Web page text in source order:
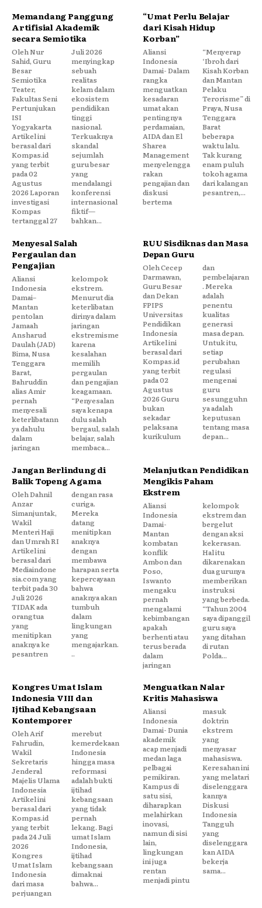
Memandang Panggung
Artifisial Akademik
secara Semiotika
Oleh Nur
Sahid, Guru
Besar
Semiotika
Teater,
Fakultas Seni
Pertunjukan
ISI
Yogyakarta
Artikel ini
berasal dari
Kompas.id
yang terbit
pada 02
Agustus
2026 Laporan
investigasi
Kompas
tertanggal 27
Juli 2026
menyingkap
sebuah
realitas
kelam dalam
ekosistem
pendidikan
tinggi
nasional.
Terkuaknya
skandal
sejumlah
guru besar
yang
mendalangi
konferensi
internasional
fiktif—
bahkan...
“Umat Perlu Belajar
dari Kisah Hidup
Korban”
Aliansi
Indonesia
Damai- Dalam
rangka
menguatkan
kesadaran
umat akan
pentingnya
perdamaian,
AIDA dan El
Sharea
Management
menyelengga
rakan
pengajian dan
diskusi
bertema
“Menyerap
‘Ibroh dari
Kisah Korban
dan Mantan
Pelaku
Terorisme” di
Praya, Nusa
Tenggara
Barat
beberapa
waktu lalu.
Tak kurang
enam puluh
tokoh agama
dari kalangan
pesantren,...
Menyesal Salah
Pergaulan dan
Pengajian
Aliansi
Indonesia
Damai–
Mantan
pentolan
Jamaah
Ansharud
Daulah (JAD)
Bima, Nusa
Tenggara
Barat,
Bahruddin
alias Amir
pernah
menyesali
keterlibatann
ya dahulu
dalam
jaringan
kelompok
ekstrem.
Menurut dia
keterlibatan
dirinya dalam
jaringan
ekstremisme
karena
kesalahan
memilih
pergaulan
dan pengajian
keagamaan.
“Penyesalan
saya kenapa
dulu salah
bergaul, salah
belajar, salah
membaca...
RUU Sisdiknas dan Masa
Depan Guru
Oleh Cecep
Darmawan,
Guru Besar
dan Dekan
FPIPS
Universitas
Pendidikan
Indonesia
Artikel ini
berasal dari
Kompas.id
yang terbit
pada 02
Agustus
2026 Guru
bukan
sekadar
pelaksana
kurikulum
dan
pembelajaran
. Mereka
adalah
penentu
kualitas
generasi
masa depan.
Untuk itu,
setiap
perubahan
regulasi
mengenai
guru
sesungguhn
ya adalah
keputusan
tentang masa
depan...
Jangan Berlindung di
Balik Topeng Agama
Oleh Dahnil
Anzar
Simanjuntak,
Wakil
Menteri Haji
dan Umrah RI
Artikel ini
berasal dari
Mediaindone
sia.com yang
terbit pada 30
Juli 2026
TIDAK ada
orangtua
yang
menitipkan
anaknya ke
pesantren
dengan rasa
curiga.
Mereka
datang
menitipkan
anaknya
dengan
membawa
harapan serta
kepercayaan
bahwa
anaknya akan
tumbuh
dalam
lingkungan
yang
mengajarkan.
..
Melanjutkan Pendidikan
Mengikis Paham
Ekstrem
Aliansi
Indonesia
Damai-
Mantan
kombatan
konflik
Ambon dan
Poso,
Iswanto
mengaku
pernah
mengalami
kebimbangan
apakah
berhenti atau
terus berada
dalam
jaringan
kelompok
ekstrem dan
bergelut
dengan aksi
kekerasan.
Hal itu
dikarenakan
dua gurunya
memberikan
instruksi
yang berbeda.
“Tahun 2004
saya dipanggil
guru saya
yang ditahan
di rutan
Polda...
Kongres Umat Islam
Indonesia VIII dan
Ijtihad Kebangsaan
Kontemporer
Oleh Arif
Fahrudin,
Wakil
Sekretaris
Jenderal
Majelis Ulama
Indonesia
Artikel ini
berasal dari
Kompas.id
yang terbit
pada 24 Juli
2026
Kongres
Umat Islam
Indonesia
dari masa
perjuangan
merebut
kemerdekaan
Indonesia
hingga masa
reformasi
adalah bukti
ijtihad
kebangsaan
yang tidak
pernah
lekang. Bagi
umat Islam
Indonesia,
ijtihad
kebangsaan
dimaknai
bahwa...
Menguatkan Nalar
Kritis Mahasiswa
Aliansi
Indonesia
Damai- Dunia
akademik
acap menjadi
medan laga
pelbagai
pemikiran.
Kampus di
satu sisi,
diharapkan
melahirkan
inovasi,
namun di sisi
lain,
lingkungan
ini juga
rentan
menjadi pintu
masuk
doktrin
ekstrem
yang
menyasar
mahasiswa.
Keresahan ini
yang melatari
diselenggara
kannya
Diskusi
Indonesia
Tangguh
yang
diselenggara
kan AIDA
bekerja
sama...